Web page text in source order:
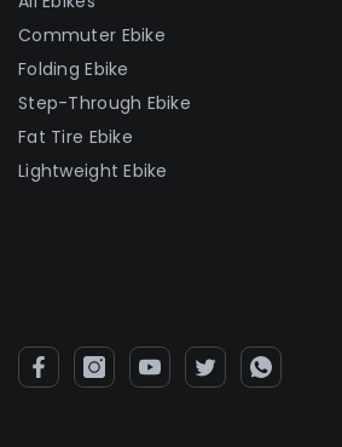
Commuter Ebike
Folding Ebike
Step-Through Ebike
Fat Tire Ebike
Lightweight Ebike